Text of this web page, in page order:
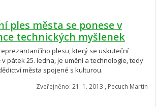
ples města se ponese v
technických myšlenek
plesu, který se uskuteční
pátek 25. ledna, je umění a technologie, tedy
města spojené s kulturou.
Zveřejněno: 21. 1. 2013 , Pecuch Martin